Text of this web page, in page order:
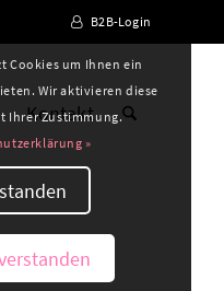
B2B-Login
Kontakt
Cookies um Ihnen ein
Wir aktivieren diese
Ihrer Zustimmung.
»